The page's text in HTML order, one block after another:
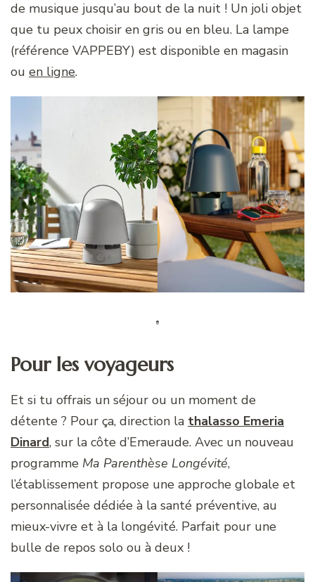
de musique jusqu’au bout de la nuit ! Un joli objet
que tu peux choisir en gris ou en bleu. La lampe
(référence VAPPEBY) est disponible en magasin
ou en ligne.
Pour les voyageurs
Et si tu offrais un séjour ou un moment de
détente ? Pour ça, direction la thalasso Emeria
Dinard, sur la côte d’Emeraude. Avec un nouveau
programme Ma Parenthèse Longévité,
l’établissement propose une approche globale et
personnalisée dédiée à la santé préventive, au
mieux-vivre et à la longévité. Parfait pour une
bulle de repos solo ou à deux !